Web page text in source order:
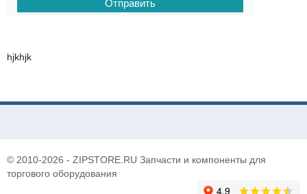
hjkhjk
© 2010-2026 - ZIPSTORE.RU Запчасти и компоненты для
торгового оборудования